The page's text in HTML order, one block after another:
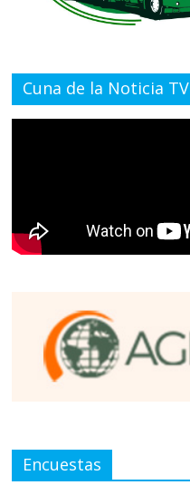
Cuna de la Noticia TV
Encuestas